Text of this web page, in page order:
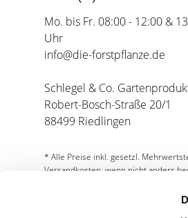
Mo. bis Fr. 08:00 - 12:00 &
Uhr
info@die-forstpflanze.de
Schlegel & Co.
Robert-Bosch-Straße 20/1
88499 Riedlingen
* Alle Preise inkl. gesetzl.
Versandkosten, wenn nicht anders